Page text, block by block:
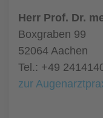
Herr Prof. Dr.
Boxgraben 99
52064 Aachen
Tel.: +49
zur